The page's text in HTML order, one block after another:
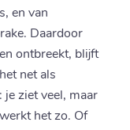
en van
Daardoor
ontbreekt, blijft
net als
je ziet veel, maar
het zo. Of